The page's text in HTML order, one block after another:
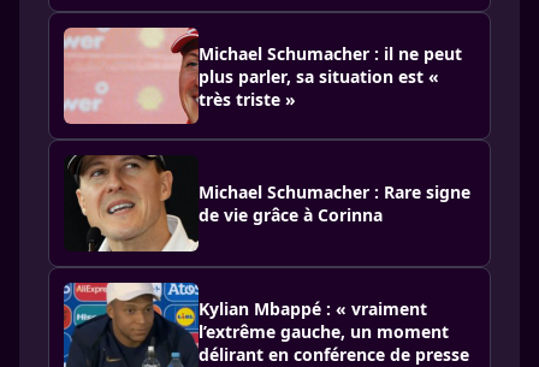
Michael Schumacher : il ne peut
plus parler, sa situation est «
très triste »
Michael Schumacher : Rare signe
de vie grâce à Corinna
Kylian Mbappé : « vraiment
l’extrême gauche, un moment
délirant en conférence de presse